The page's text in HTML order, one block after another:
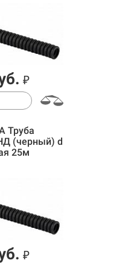
₽
Труба
(черный) d
25м
₽